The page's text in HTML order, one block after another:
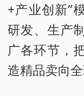
+产业创新”
研发、生产
广各环节，
造精品卖向全